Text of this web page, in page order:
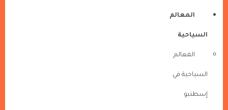
المعالم
السياحية
المعالم
السياحية في
إسطنبو